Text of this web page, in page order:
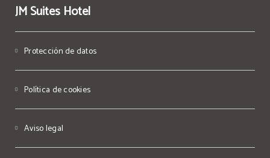
JM Suites Hotel
Protección de datos
Política de cookies
Aviso legal